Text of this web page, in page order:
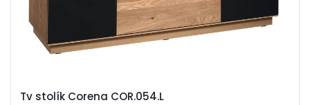
Tv stolík Corena COR.054.L